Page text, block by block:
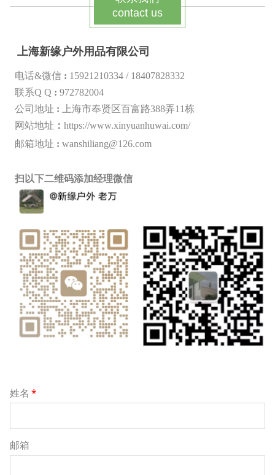
新缘户外：灵活定制，有效应对美国关税 2025-03-07
八部门：加快户外运动用品制造业转型升级
新缘户外官网正式上线！
世界杯刚开赛，“义乌队”已“出线”
contact us
上海新缘户外用品有限公司
电话&微信: 15921210334 / 18407828332
联系Q Q : 972782004
公司地址 :
上海市奉贤区百富路388弄11栋
网站地址 ： https://www.xinyuanhuwai.com/
邮箱地址 : wanshiliang@126.com
扫以下二维码添加经理微信
姓名 *
邮箱